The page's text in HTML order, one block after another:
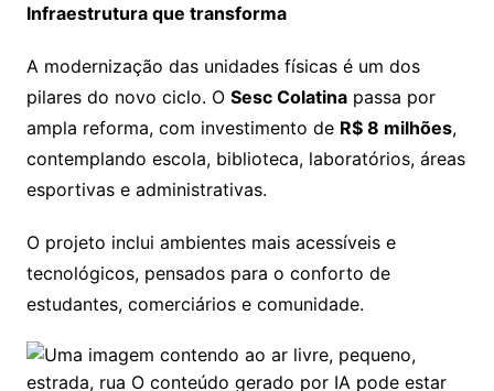
Infraestrutura que transforma
A modernização das unidades físicas é um dos
pilares do novo ciclo. O Sesc Colatinapassa por
ampla reforma, com investimento de R$ 8 milhões,
contemplando escola, biblioteca, laboratórios, áreas
esportivas e administrativas.
O projeto inclui ambientes mais acessíveis e
tecnológicos, pensados para o conforto de
estudantes, comerciários e comunidade.